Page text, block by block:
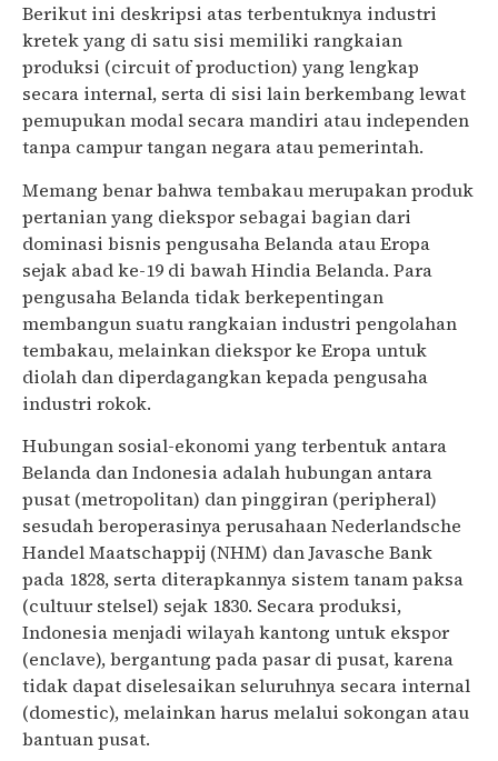
Berikut ini deskripsi atas terbentuknya industri
kretek yang di satu sisi memiliki rangkaian
produksi (circuit of production) yang lengkap
secara internal, serta di sisi lain berkembang lewat
pemupukan modal secara mandiri atau independen
tanpa campur tangan negara atau pemerintah.
Memang benar bahwa tembakau merupakan produk
pertanian yang diekspor sebagai bagian dari
dominasi bisnis pengusaha Belanda atau Eropa
sejak abad ke-19 di bawah Hindia Belanda. Para
pengusaha Belanda tidak berkepentingan
membangun suatu rangkaian industri pengolahan
tembakau, melainkan diekspor ke Eropa untuk
diolah dan diperdagangkan kepada pengusaha
industri rokok.
Hubungan sosial-ekonomi yang terbentuk antara
Belanda dan Indonesia adalah hubungan antara
pusat (metropolitan) dan pinggiran (peripheral)
sesudah beroperasinya perusahaan Nederlandsche
Handel Maatschappij (NHM) dan Javasche Bank
pada 1828, serta diterapkannya sistem tanam paksa
(cultuur stelsel) sejak 1830. Secara produksi,
Indonesia menjadi wilayah kantong untuk ekspor
(enclave), bergantung pada pasar di pusat, karena
tidak dapat diselesaikan seluruhnya secara internal
(domestic), melainkan harus melalui sokongan atau
bantuan pusat.